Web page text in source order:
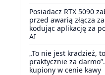
Posiadacz RTX 5090
przed awarią złącza
kodując aplikację za
AI
„To nie jest kradzież,
praktycznie za
kupiony w cenie kawy